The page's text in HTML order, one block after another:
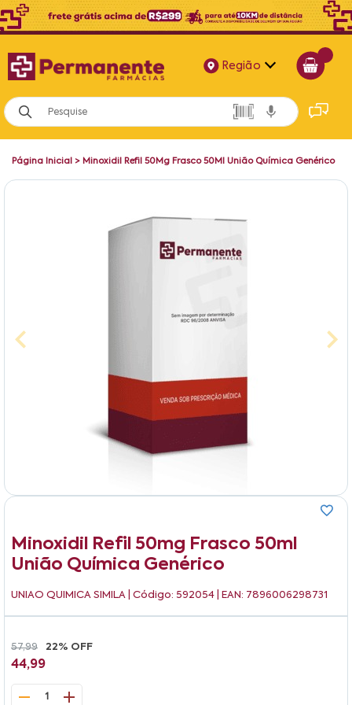
Região
Alagoas
Bahia
Página Inicial > Minoxidil Refil 50Mg Frasco 50Ml União Química Genérico
Minoxidil Refil 50mg Frasco 50ml
União Química Genérico
UNIAO QUIMICA SIMILA | Código: 592054 | EAN: 7896006298731
57,99 22% OFF
44,99
1